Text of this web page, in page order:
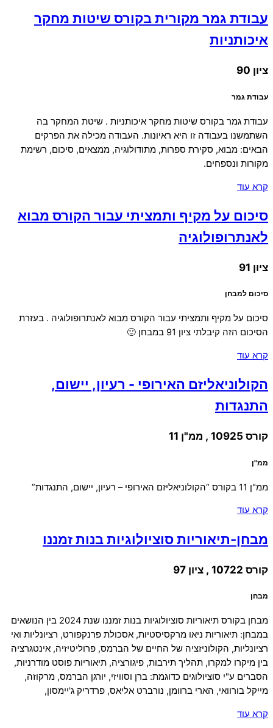
עבודת גמר מקורית בקורס שיטות מחקר
איכותניות
ציון 90
עבודת גמר
עבודת גמר בקורס שיטות מחקר איכותניות . שיטת המחקר בה
השתמשנו בעבודה זו היא ראיונות. העבודה מכילה את הפרקים
הבאים: מבוא, סקירת ספרות, מתודולוגיה, ממצאים, סיכום, רשימת
מקורות ונספחים.
קרא עוד
סיכום על מקיף ותמציתי עבור הקורס מבוא
לאנתרופולוגיה
ציון 91
סיכום למבחן
סיכום על מקיף ותמציתי עבור הקורס מבוא לאנתרופולוגיה . בעזרת
הסיכום הזה קיבלתי ציון 91 במבחן 🙂
קרא עוד
הקולוניאליזם האירופי - רעיון, יישום,
התנגדות
קורס 10925 , ממ"ן 11
ממ"ן
ממ"ן 11 בקורס “הקולוניאליזם האירופי – רעיון, יישום, התנגדות”
קרא עוד
מבחן-תיאוריות סוציולוגיות בנות זמננו
קורס 10722 , ציון 97
מבחן
מבחן בקורס תיאוריות סוציולוגיות בנות זמננו שנת 2024 בין הנושאים
במבחן: תיאוריות ניאו מרקסיסטיות, אסכולת פרנקפורט, רציונליות ואי
רציונליות, הקולוניזציה של החיים של הברמס, פרוליטיזיה, אינטגרציה
בין מיקרו למקרו, תהליך תירבות, פיגורציה, תיאוריות פוסט מודרניות,
הסברים ע"י סוציולוגים כדוגמת: ברן וסוויזי, יורגן הברמס, מרקוזה,
מייקל בורוואי, הארי ברוומן, נורברט אליאס, פרדריק ג'יימסון,
קרא עוד